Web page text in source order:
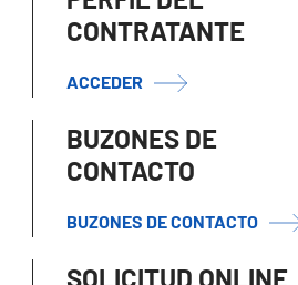
CONTRATANTE
ACCEDER
BUZONES DE
CONTACTO
BUZONES DE CONTACTO
SOLICITUD ONLINE